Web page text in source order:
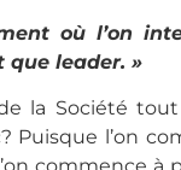
où l’on
que leader. »
la Société
Puisque l’on